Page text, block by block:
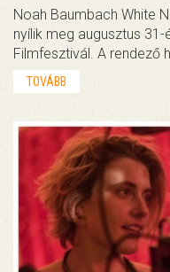
Noah Baumbach White
nyílik meg augusztus
Filmfesztivál. A rendező
TOVÁBB